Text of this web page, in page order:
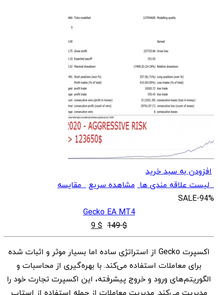
افزودن به سبد خرید
لیست علاقه مندی ها مشاهده سریعمقایسه
SALE-94%
Gecko EA MT4
$
149
قیمت
اصلی
$ 149
بود.
$
9 قیمت
فعلی
$ 9
است.
اکسپرت Gecko از استراتژی ساده اما بسیار موثر و اثبات شده
برای معاملات استفاده می‌کند. با بهره‌گیری از محاسبات و
الگوریتم‌های ورود و خروج پیشرفته، این اکسپرت تجارت خود را